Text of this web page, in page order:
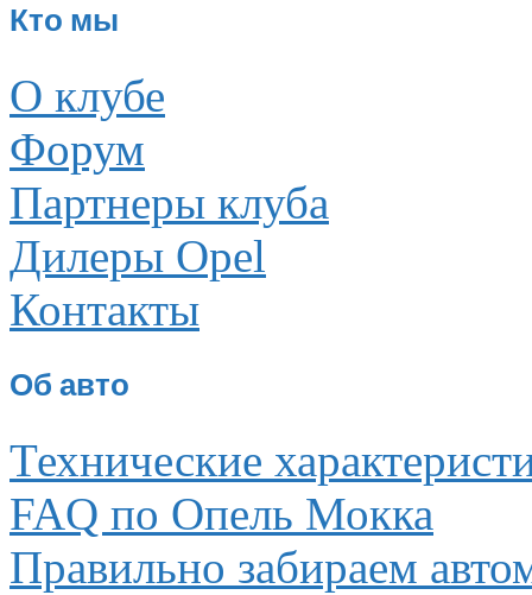
Кто мы
О клубе
Форум
Партнеры клуба
Дилеры Opel
Контакты
Об авто
Технические
FAQ по Опель Мокка
Правильно забираем